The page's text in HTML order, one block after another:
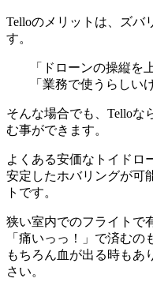
Telloのメリットは、ズバ
す。
「ドローンの操縦を
「業務で使うらしい
そんな場合でも、Telloな
む事ができます。
よくある安価なトイドロ
安定したホバリングが可
トです。
狭い室内でのフライトで
「痛いっっ！」で済むの
もちろん血が出る時もあ
さい。